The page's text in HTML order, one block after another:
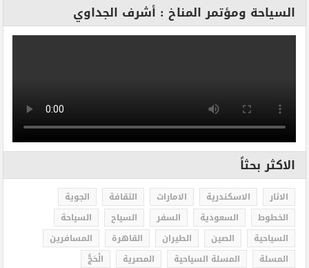
السياحة ومؤتمر المناخ : أشرف الجداوي
الاكثر بحثاً
الاثار الاسكندرية الامارات الثقافة
الجوية
الخطوط
السعودية السفر السياح
السياحة
السياحية
الصين الطيران القاهرة
المسافرين
المسلة
المسلة السياحية المصرية
الْحَجُّ